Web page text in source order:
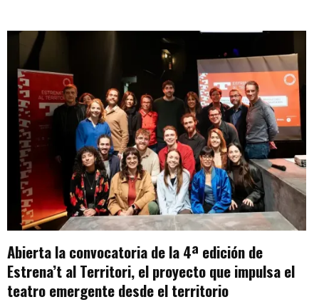
Abierta la convocatoria de la 4ª edición de
Estrena’t al Territori, el proyecto que impulsa el
teatro emergente desde el territorio